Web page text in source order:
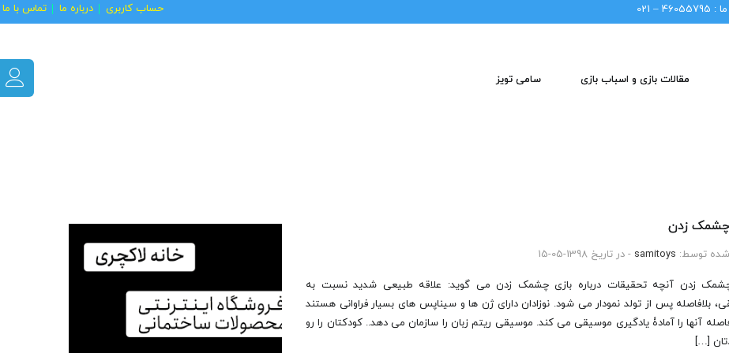
:
46055795 – 021 حساب کاربری درباره ما تماس با ما
مقالات بازی و اسباب بازی سامی تویز
چشمک زدن
شده توسط: samitoys - در تاریخ 1398-05-15
زدن آنچه تحقیقات درباره بازی چشمک زدن می گوید: علاقه طبیعی شدید نسبت به
بلافاصله پس از تولد نمودار می شود. نوزادان دارای ژن ها و سیناپس های بسیار فراوانی هستند
آنها را آمادۀ یادگیری موسیقی می کند. موسیقی ریتم زبان را سازمان می دهد.. کودکتان را رو
[…]